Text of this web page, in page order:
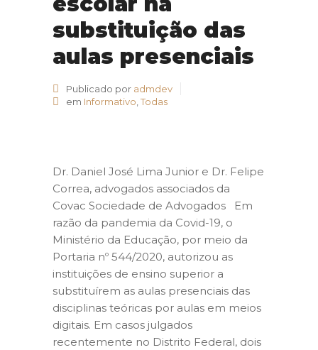
substituição das
aulas presenciais
Publicado por admdev
em Informativo Todas
Dr. Daniel José Lima Junior e Dr. Felipe
Correa, advogados associados da
Covac Sociedade de Advogados Em
razão da pandemia da Covid-19, o
Ministério da Educação, por meio da
Portaria nº 544/2020, autorizou as
instituições de ensino superior a
substituírem as aulas presenciais das
disciplinas teóricas por aulas em meios
digitais. Em casos julgados
recentemente no Distrito Federal, dois